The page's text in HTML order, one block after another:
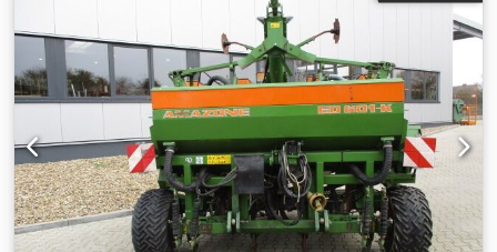
hydraulisk bundtømning * Rotationshastighed 2.650 o/min
* Fyldstandsindikator -----Intern køretøjsnummer: 8427
WhatsApp-support tilgængelig! Djdpfjrhy H Rox Ah Rjck
Kontakt os gerne via WhatsApp ved spørgsmål til maskinen
eller for yderligere information. Whatsapp Whatsapp ----
Der tages forbehold for fejl og mellemsalg.